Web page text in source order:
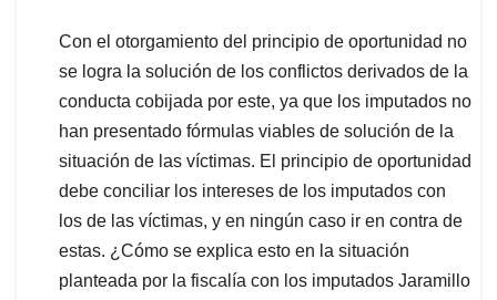
Con el otorgamiento del principio de oportunidad no
se logra la solución de los conflictos derivados de la
conducta cobijada por este, ya que los imputados no
han presentado fórmulas viables de solución de la
situación de las víctimas. El principio de oportunidad
debe conciliar los intereses de los imputados con
los de las víctimas, y en ningún caso ir en contra de
estas. ¿Cómo se explica esto en la situación
planteada por la fiscalía con los imputados Jaramillo